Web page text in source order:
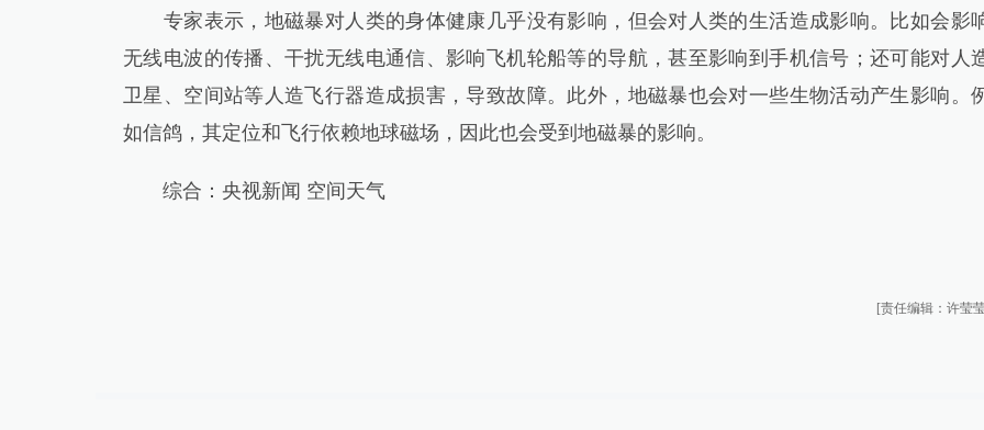
专家表示，地磁暴对人类的身体健康几乎没有影响，但会对人类的生活造成影响。比如会影
无线电波的传播、干扰无线电通信、影响飞机轮船等的导航，甚至影响到手机信号；还可能对人
卫星、空间站等人造飞行器造成损害，导致故障。此外，地磁暴也会对一些生物活动产生影响。
如信鸽，其定位和飞行依赖地球磁场，因此也会受到地磁暴的影响。
综合：央视新闻 空间天气
[责任编辑：许莹